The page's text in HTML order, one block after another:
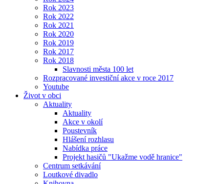
Rok 2023
Rok 2022
Rok 2021
Rok 2020
Rok 2019
Rok 2017
Rok 2018
Slavnosti města 100 let
Rozpracované investiční akce v roce 2017
Youtube
Život v obci
Aktuality
Aktuality
Akce v okolí
Poustevník
Hlášení rozhlasu
Nabídka práce
Projekt hasičů "Ukažme vodě hranice"
Centrum setkávání
Loutkové divadlo